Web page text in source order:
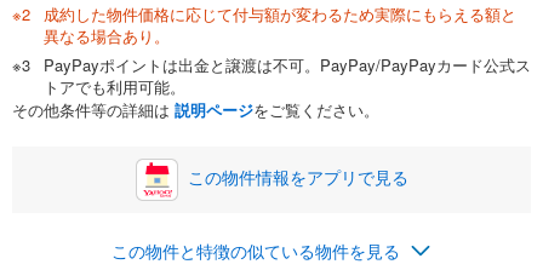
0万円 4,680万円
自己資金から住宅購入にかけられる金額を入力してくださ
い。一般的には物件価格の2割までが目安です。
閉じる
ボーナス
万円
0円
ナス時の増額分（1回分）を入力してください。
成約した物件価格に応じて付与額が変わるため実際にもらえる額と
異なる場合あり。
PayPayポイントは出金と譲渡は不可。PayPay/PayPayカード公式ス
トアでも利用可能。
その他条件等の詳細は 説明ページをご覧ください。
この物件情報をアプリで見る
この物件と特徴の似ている物件を見る